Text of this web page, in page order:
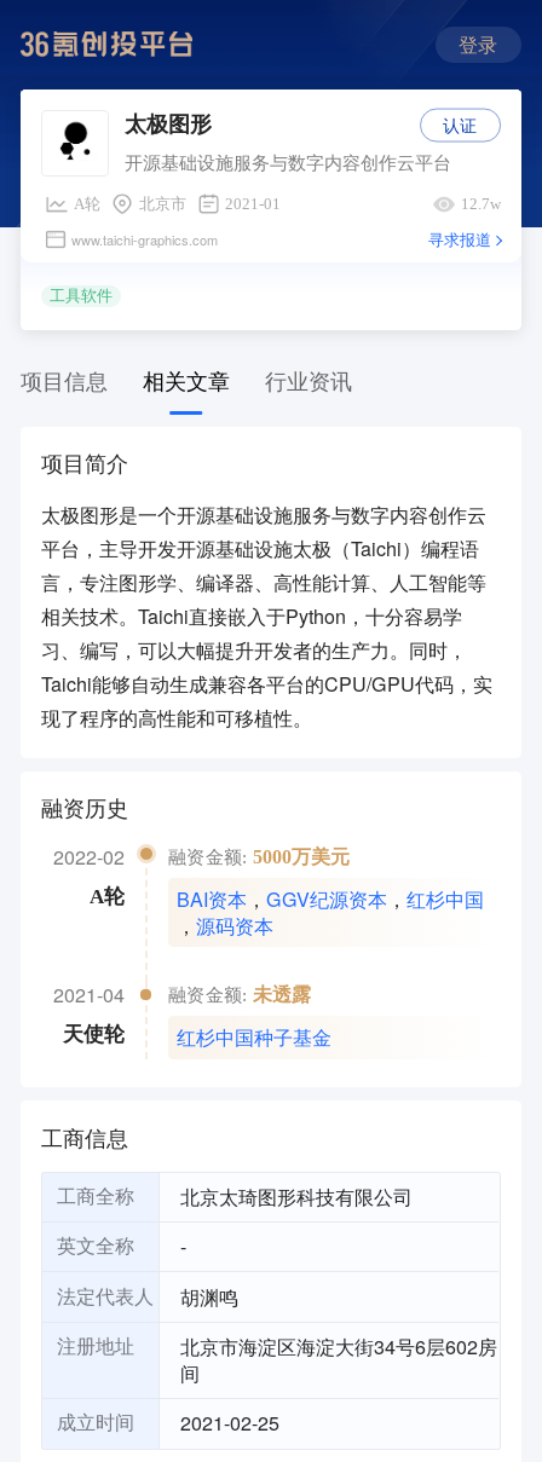
登录
太极图形
开源基础设施服务与数字内容创作云平台
A轮 北京市 2021-01 12.7w
www.taichi-graphics.com 寻求报道
工具软件
认证
项目信息 相关文章 行业资讯
项目简介
太极图形是一个开源基础设施服务与数字内容创作云
平台，主导开发开源基础设施太极（Taichi）编程语
言，专注图形学、编译器、高性能计算、人工智能等
相关技术。Taichi直接嵌入于Python，十分容易学
习、编写，可以大幅提升开发者的生产力。同时，
Taichi能够自动生成兼容各平台的CPU/GPU代码，实
现了程序的高性能和可移植性。
融资历史
2022-02
A轮
融资金额: 5000万美元
BAI资本 ，GGV纪源资本 ，红杉中国
，源码资本
2021-04
天使轮
融资金额: 未透露
红杉中国种子基金
工商信息
工商全称 北京太琦图形科技有限公司
英文全称 -
法定代表人 胡渊鸣
注册地址
北京市海淀区海淀大街34号6层602房
间
成立时间 2021-02-25